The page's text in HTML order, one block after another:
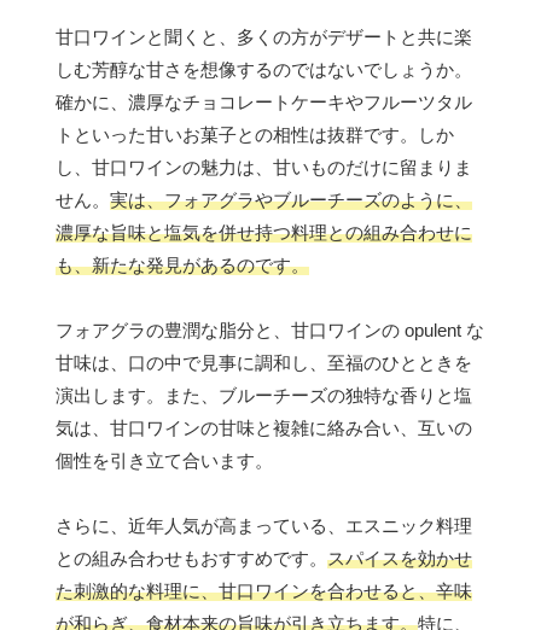
甘口ワインと聞くと、多くの方がデザートと共に楽
しむ芳醇な甘さを想像するのではないでしょうか。
確かに、濃厚なチョコレートケーキやフルーツタル
トといった甘いお菓子との相性は抜群です。しか
し、甘口ワインの魅力は、甘いものだけに留まりま
せん。 実は、フォアグラやブルーチーズのように、
濃厚な旨味と塩気を併せ持つ料理との組み合わせに
も、新たな発見があるのです。
フォアグラの豊潤な脂分と、甘口ワインの opulent な
甘味は、口の中で見事に調和し、至福のひとときを
演出します。また、ブルーチーズの独特な香りと塩
気は、甘口ワインの甘味と複雑に絡み合い、互いの
個性を引き立て合います。
さらに、近年人気が高まっている、エスニック料理
との組み合わせもおすすめです。 スパイスを効かせ
た刺激的な料理に、甘口ワインを合わせると、辛味
が和らぎ、食材本来の旨味が引き立ちます。特に、